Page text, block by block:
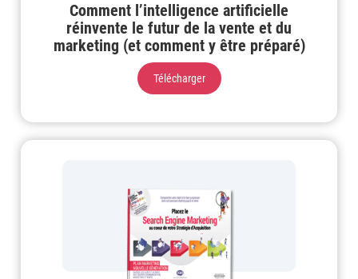
Comment l’intelligence artificielle
réinvente le futur de la vente et du
marketing (et comment y être préparé)
Télécharger